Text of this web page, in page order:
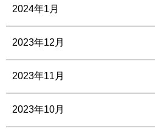
2024年1月
2023年12月
2023年11月
2023年10月